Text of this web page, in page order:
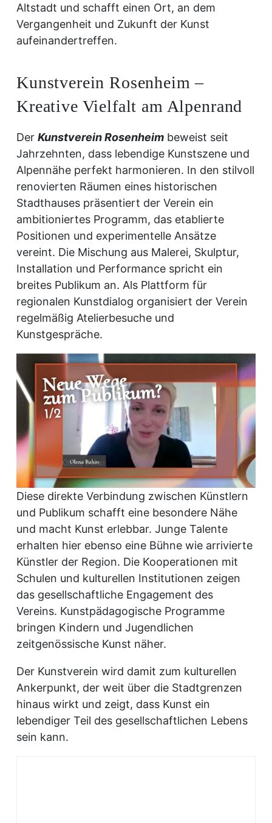
Altstadt und schafft einen Ort, an dem
Vergangenheit und Zukunft der Kunst
aufeinandertreffen.
Kunstverein Rosenheim –
Kreative Vielfalt am Alpenrand
Der Kunstverein Rosenheim beweist seit
Jahrzehnten, dass lebendige Kunstszene und
Alpennähe perfekt harmonieren. In den stilvoll
renovierten Räumen eines historischen
Stadthauses präsentiert der Verein ein
ambitioniertes Programm, das etablierte
Positionen und experimentelle Ansätze
vereint. Die Mischung aus Malerei, Skulptur,
Installation und Performance spricht ein
breites Publikum an. Als Plattform für
regionalen Kunstdialog organisiert der Verein
regelmäßig Atelierbesuche und
Kunstgespräche.
Diese direkte Verbindung zwischen Künstlern
und Publikum schafft eine besondere Nähe
und macht Kunst erlebbar. Junge Talente
erhalten hier ebenso eine Bühne wie arrivierte
Künstler der Region. Die Kooperationen mit
Schulen und kulturellen Institutionen zeigen
das gesellschaftliche Engagement des
Vereins. Kunstpädagogische Programme
bringen Kindern und Jugendlichen
zeitgenössische Kunst näher.
Der Kunstverein wird damit zum kulturellen
Ankerpunkt, der weit über die Stadtgrenzen
hinaus wirkt und zeigt, dass Kunst ein
lebendiger Teil des gesellschaftlichen Lebens
sein kann.